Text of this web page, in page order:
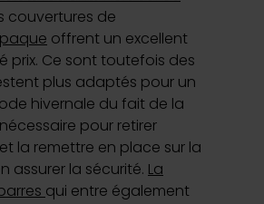
couvertures de
offrent un excellent
prix. Ce sont toutefois des
plus adaptés pour un
hivernale du fait de la
pour retirer
la remettre en place sur la
assurer la sécurité. La
qui entre également